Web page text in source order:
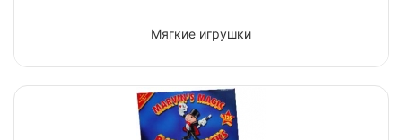
Мягкие игрушки